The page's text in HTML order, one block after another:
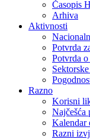
Časopis
Arhiva
Aktivnosti
Potvrda
Potvrda
Razno
Korisni
Najčešća
Kalendar
Razni